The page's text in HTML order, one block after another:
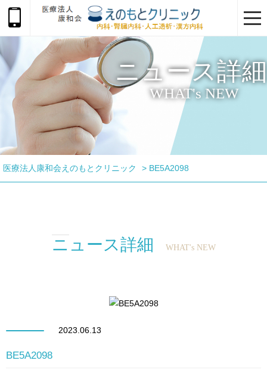
ニュース詳細
WHAT's NEW
医療法人康和会えのもとクリニック > BE5A2098
ニュース詳細 WHAT's NEW
2023.06.13
BE5A2098